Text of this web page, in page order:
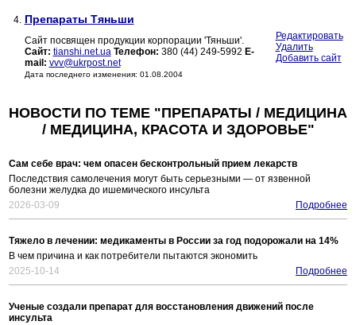
4. Препараты Тяньши
Сайт посвящен продукции корпорации 'Тяньши'.
Сайт: tianshi.net.ua Телефон: 380 (44) 249-5992 E-
mail: vvv@ukrpost.net
Дата последнего изменения: 01.08.2004
Редактировать
Удалить
Добавить сайт
НОВОСТИ ПО ТЕМЕ "ПРЕПАРАТЫ / МЕДИЦИНА
/ МЕДИЦИНА, КРАСОТА И ЗДОРОВЬЕ"
Сам себе врач: чем опасен бесконтрольный прием лекарств
Последствия самолечения могут быть серьезными — от язвенной
болезни желудка до ишемического инсульта
2026-03-09
Подробнее
Тяжело в лечении: медикаменты в России за год подорожали на 14%
В чем причина и как потребители пытаются экономить
2025-10-14
Подробнее
Ученые создали препарат для восстановления движений после
инсульта